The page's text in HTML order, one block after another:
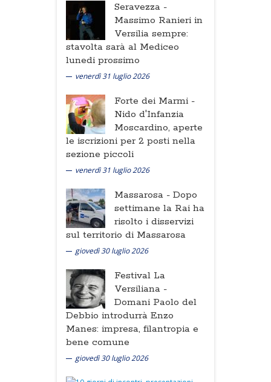
Seravezza -
Massimo Ranieri in
Versilia sempre:
stavolta sarà al Mediceo
lunedi prossimo
venerdì 31 luglio 2026
Forte dei Marmi -
Nido d'Infanzia
Moscardino, aperte
le iscrizioni per 2 posti nella
sezione piccoli
venerdì 31 luglio 2026
Massarosa - Dopo
settimane la Rai ha
risolto i disservizi
sul territorio di Massarosa
giovedì 30 luglio 2026
Festival La
Versiliana -
Domani Paolo del
Debbio introdurrà Enzo
Manes: impresa, filantropia e
bene comune
giovedì 30 luglio 2026